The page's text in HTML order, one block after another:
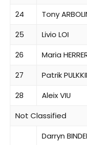
24
Tony
25
Livio LOI
26
Maria
27
Patrik
28
Aleix VIU
Not Classified
Darryn